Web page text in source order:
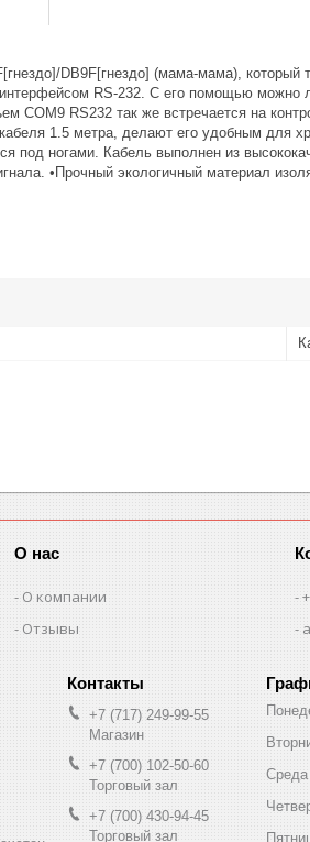
DB9F[гнездо] (мама-мама),
RS-232. С его помощью можно
COM9 RS232 так же встречается на
1.5 метра, делают его удобным для
под ногами. Кабель выполнен из
•Прочный экологичный материал
О нас
О компании
Отзывы
+7 (717) 249-99-55
Магазин
+7 (700) 102-50-60
Торговый зал
+7 (700) 430-94-45
Торговый зал
Среда